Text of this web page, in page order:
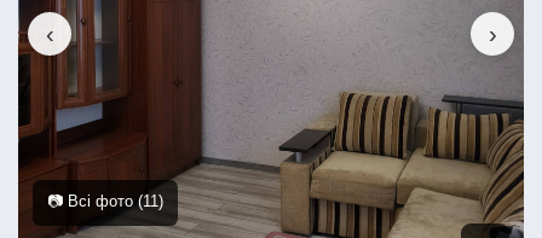
‹ ›
📷 Всі фото (11)